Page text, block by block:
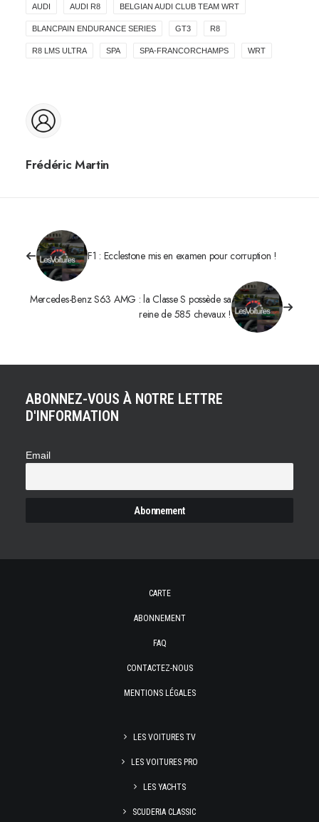
AUDI AUDI R8 BELGIAN AUDI CLUB TEAM WRT
BLANCPAIN ENDURANCE SERIES GT3 R8
R8 LMS ULTRA SPA SPA-FRANCORCHAMPS WRT
Frédéric Martin
F1 : Ecclestone mis en examen pour corruption !
Mercedes-Benz S63 AMG : la Classe S possède sa
reine de 585 chevaux !
ABONNEZ-VOUS À NOTRE LETTRE
D'INFORMATION
Email
CARTE
ABONNEMENT
FAQ
CONTACTEZ-NOUS
MENTIONS LÉGALES
LES VOITURES TV
LES VOITURES PRO
LES YACHTS
SCUDERIA CLASSIC